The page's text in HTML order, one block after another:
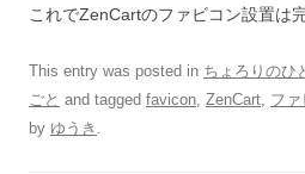
これでZenCartのファビコン設置は
This entry was posted in ちょろりのひ
ごと and tagged favicon, ZenCart, ファ
by ゆうき .